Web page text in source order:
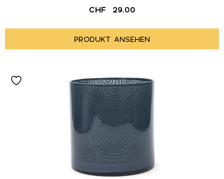
CHF
29.00
PRODUKT ANSEHEN